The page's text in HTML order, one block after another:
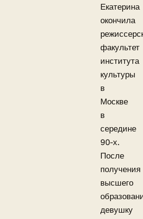
Екатерина
окончила
факультет
института
культуры
в
Москве
в
середине
90-х.
После
получения
высшего
девушку